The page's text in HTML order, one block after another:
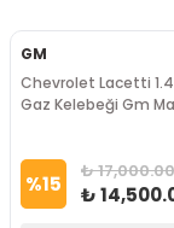
GM
Chevrolet Lacetti 1.4
Gaz Kelebeği Gm
%15 ₺ 17,000.00
₺